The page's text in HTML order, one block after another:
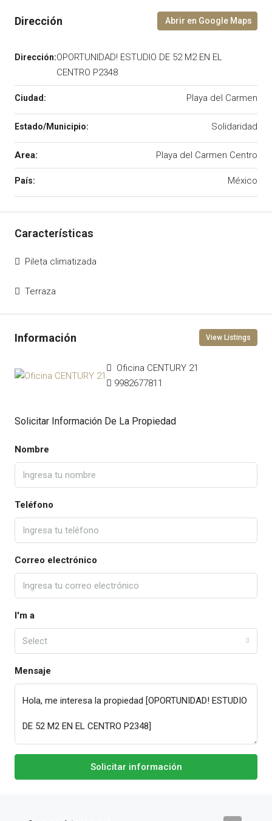
OPORTUNIDAD! ESTUDIO DE 52 M2 EN EL
CENTRO P2348
Playa del Carmen
Solidaridad
Area: Playa del Carmen Centro
México
Pileta climatizada
Terraza
View Listings
Oficina CENTURY 21
9982677811
Solicitar Información De La Propiedad
Nombre
Teléfono
Correo electrónico
I'm a
Select
Mensaje
Solicitar información